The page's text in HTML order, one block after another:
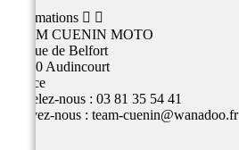
Informations  
TEAM CUENIN MOTO
26 Rue de Belfort
25400 Audincourt
France
Appelez-nous : 03 81 35 54 41
Écrivez-nous : team-cuenin@wanadoo.fr